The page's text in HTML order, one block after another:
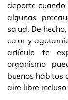
deporte cuando
algunas
salud. De
calor y
artículo te
organismo
buenos hábitos
aire libre